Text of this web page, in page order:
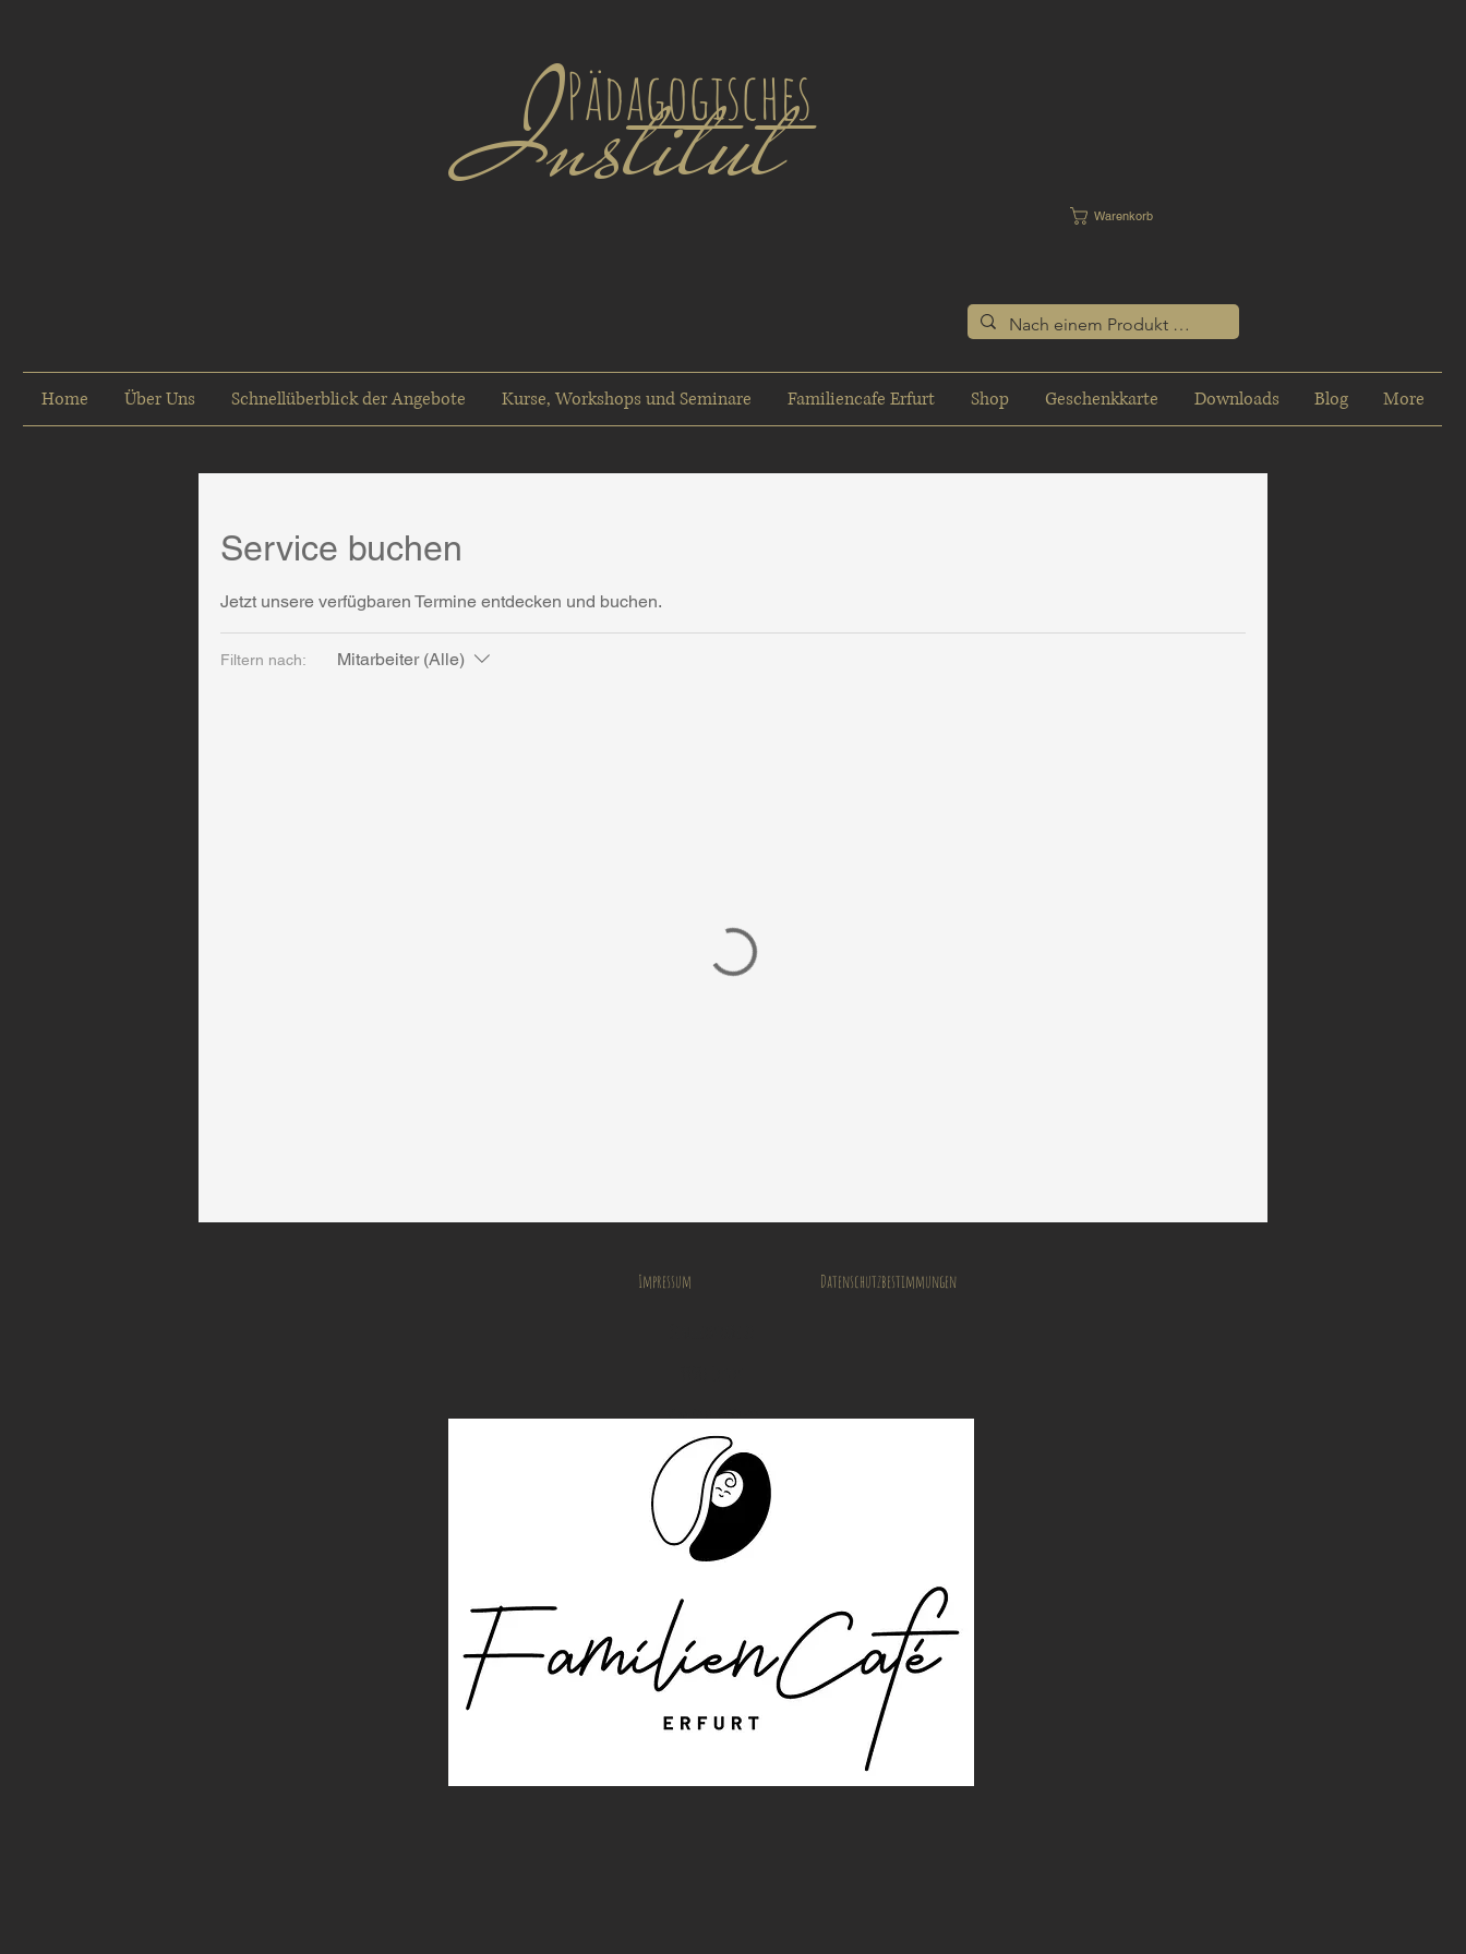
Pädagogisches
Institut Warenkorb
Home Über Uns Schnellüberblick der Angebote Kurse, Workshops und Seminare Familiencafe Erfurt Shop Geschenkkarte Downloads Blog More
Service buchen
Jetzt unsere verfügbaren Termine entdecken und buchen.
Filtern nach: Mitarbeiter (Alle)
Impressum Datenschutzbestimmungen
Büro 0361 23001533
© 2020 by Janine Stahlhofen